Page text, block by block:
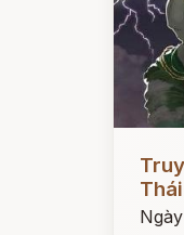
Đọc